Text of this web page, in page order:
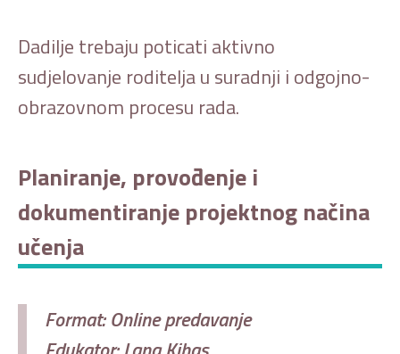
Dadilje trebaju poticati aktivno
sudjelovanje roditelja u suradnji i odgojno-
obrazovnom procesu rada.
Planiranje, provođenje i
dokumentiranje projektnog načina
učenja
Format: Online predavanje